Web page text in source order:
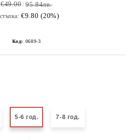
€49.00 95.84лв.
€9.80 (20%)
Код: 0689-3
5-6 год. 7-8 год.